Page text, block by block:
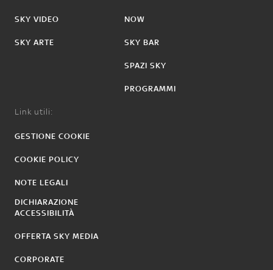
SKY VIDEO
SKY ARTE
NOW
SKY BAR
SPAZI SKY
PROGRAMMI
Link utili:
GESTIONE COOKIE
COOKIE POLICY
NOTE LEGALI
DICHIARAZIONE
ACCESSIBILITÀ
OFFERTA SKY MEDIA
CORPORATE